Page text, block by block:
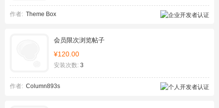
作者: Theme Box
会员限次浏览帖子
¥120.00
安装次数: 3
作者: Column893s